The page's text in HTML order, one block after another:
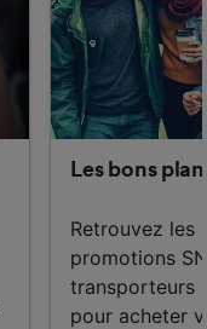
Les bons
Retrouvez les
promotions
transporteurs
pour acheter